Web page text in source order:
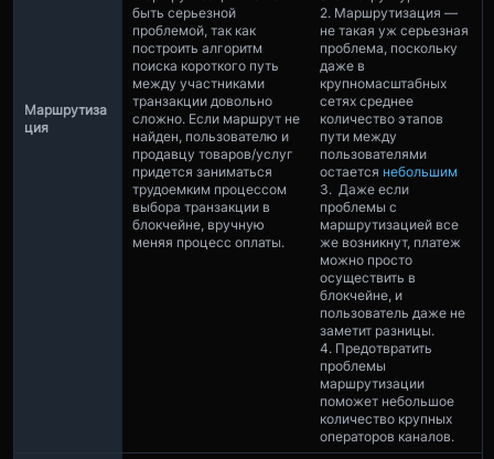
Маршрутиза
ция
быть серьезной
проблемой, так как
построить алгоритм
поиска короткого путь
между участниками
транзакции довольно
сложно. Если маршрут не
найден, пользователю и
продавцу товаров/услуг
придется заниматься
трудоемким процессом
выбора транзакции в
блокчейне, вручную
меняя процесс оплаты.
2. Маршрутизация —
не такая уж серьезная
проблема, поскольку
даже в
крупномасштабных
сетях среднее
количество этапов
пути между
пользователями
остается небольшим
3. Даже если
проблемы с
маршрутизацией все
же возникнут, платеж
можно просто
осуществить в
блокчейне, и
пользователь даже не
заметит разницы.
4. Предотвратить
проблемы
маршрутизации
поможет небольшое
количество крупных
операторов каналов.